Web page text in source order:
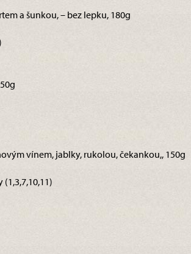
a šunkou, – bez lepku, 180g
vínem, jablky, rukolou, čekankou,, 150g